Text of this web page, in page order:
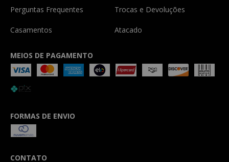
Perguntas Frequentes Trocas e Devoluções
Casamentos Atacado
MEIOS DE PAGAMENTO
FORMAS DE ENVIO
CONTATO